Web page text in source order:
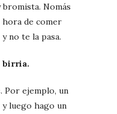
Nomás
hora de comer
no te la pasa.
birria.
Por ejemplo, un
luego hago un